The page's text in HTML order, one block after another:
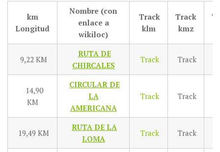
km
Longitud
Nombre (con
enlace a
wikiloc)
Track
klm
Track
kmz
9,22 KM
RUTA DE
CHIRCALES
Track Track
14,90
KM
CIRCULAR DE
LA
AMERICANA
Track Track
19,49 KM
RUTA DE LA
LOMA
Track Track